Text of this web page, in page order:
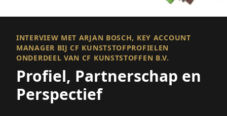
INTERVIEW MET ARJAN BOSCH, KEY ACCOUNT
MANAGER BIJ CF KUNSTSTOFPROFIELEN
ONDERDEEL VAN CF KUNSTSTOFFEN B.V.
Profiel, Partnerschap en
Perspectief